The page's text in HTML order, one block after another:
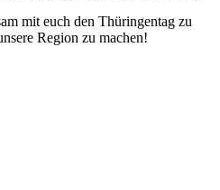
mit euch den Thüringentag zu
Region zu machen!